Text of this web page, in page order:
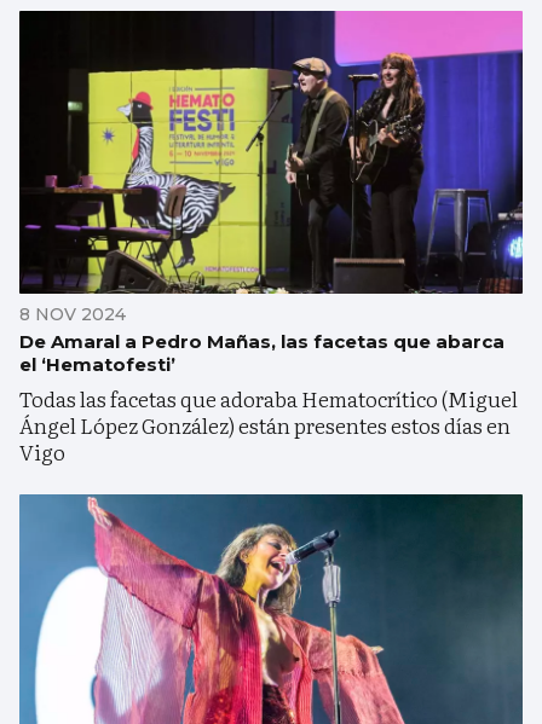
8 NOV 2024
De Amaral a Pedro Mañas, las facetas que abarca
el ‘Hematofesti’
Todas las facetas que adoraba Hematocrítico (Miguel
Ángel López González) están presentes estos días en
Vigo